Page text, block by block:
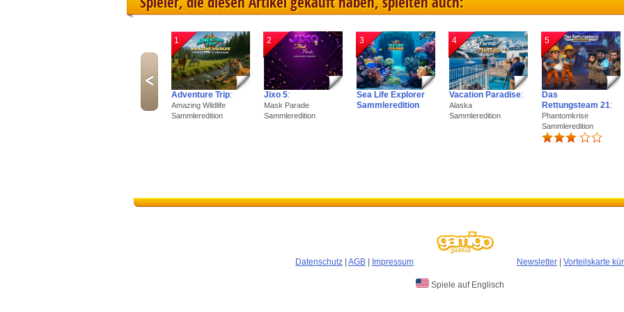
1
Adventure Trip:
Amazing Wildlife
Sammleredition
2
Jixo 5:
Mask Parade
Sammleredition
3
Sea Life Explorer
Sammleredition
4
Vacation Paradise:
Alaska
Sammleredition
5
Das
Rettungsteam 21:
Phantomkrise
Sammleredition
Datenschutz AGB Impressum Newsletter Vorteilskarte
Spiele auf Englisch